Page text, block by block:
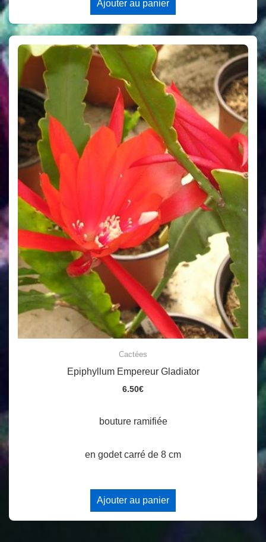
Ajouter au panier
Cactées
Epiphyllum Empereur Gladiator
6.50€
bouture ramifiée
en godet carré de 8 cm
Ajouter au panier